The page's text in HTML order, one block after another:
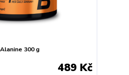
300 g
489 Kč